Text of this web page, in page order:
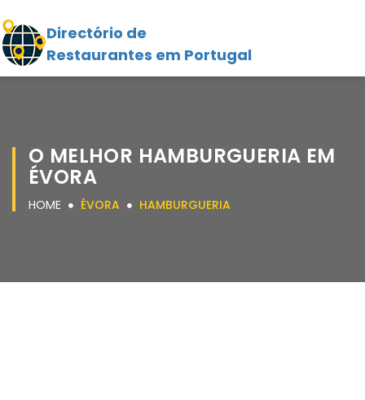
Directório de
Restaurantes em Portugal
O MELHOR HAMBURGUERIA EM
ÉVORA
HOME ÉVORA HAMBURGUERIA